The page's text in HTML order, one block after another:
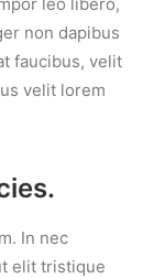
non dapibus
faucibus, velit
velit lorem
In nec
elit tristique